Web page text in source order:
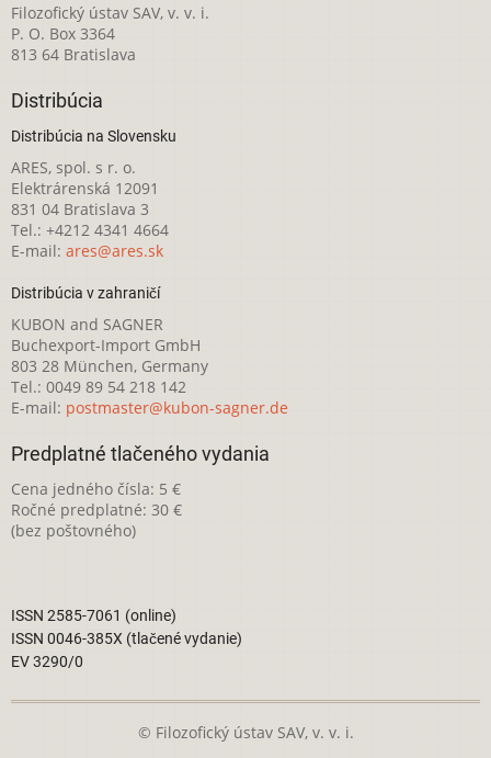
Filozofický ústav SAV, v. v. i.
P. O. Box 3364
813 64 Bratislava
Distribúcia
Distribúcia na Slovensku
ARES, spol. s r. o.
Elektrárenská 12091
831 04 Bratislava 3
Tel.: +4212 4341 4664
E-mail: ares@ares.sk
Distribúcia v zahraničí
KUBON and SAGNER
Buchexport-Import GmbH
803 28 München, Germany
Tel.: 0049 89 54 218 142
E-mail: postmaster@kubon-sagner.de
Predplatné tlačeného vydania
Cena jedného čísla: 5 €
Ročné predplatné: 30 €
(bez poštovného)
ISSN 2585-7061 (online)
ISSN 0046-385X (tlačené vydanie)
EV 3290/0
© Filozofický ústav SAV, v. v. i.